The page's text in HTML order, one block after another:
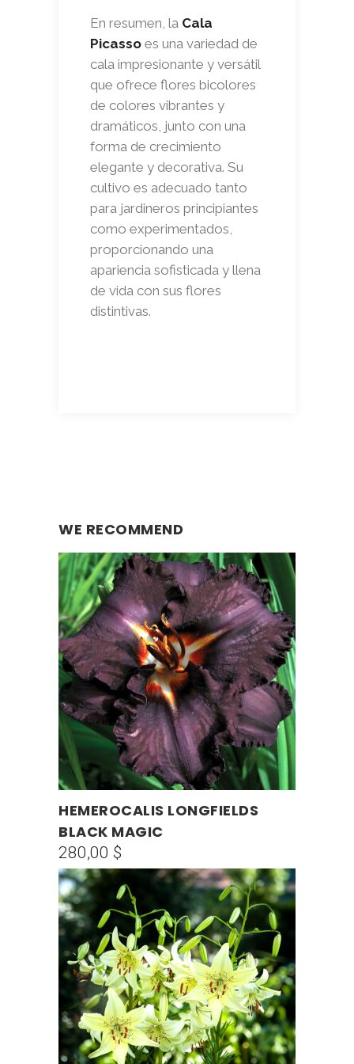
En resumen, la Cala
Picasso es una variedad de
cala impresionante y versátil
que ofrece flores bicolores
de colores vibrantes y
dramáticos, junto con una
forma de crecimiento
elegante y decorativa. Su
cultivo es adecuado tanto
para jardineros principiantes
como experimentados,
proporcionando una
apariencia sofisticada y llena
de vida con sus flores
distintivas.
WE RECOMMEND
AÑADIR AL CARRITO
HEMEROCALIS LONGFIELDS
BLACK MAGIC
280,00 $